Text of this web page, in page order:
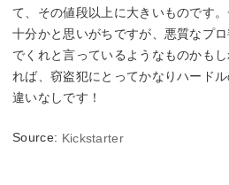
て、その値段以上に大きいものです
十分かと思いがちですが、悪質なプ
でくれと言っているようなものかも
れば、窃盗犯にとってかなりハード
違いなしです！
Source: Kickstarter